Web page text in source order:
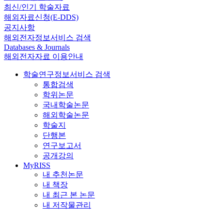
최신/인기 학술자료
해외자료신청(E-DDS)
공지사항
해외전자정보서비스 검색
Databases & Journals
해외전자자료 이용안내
학술연구정보서비스 검색
통합검색
학위논문
국내학술논문
해외학술논문
학술지
단행본
연구보고서
공개강의
MyRISS
내 추천논문
내 책장
내 최근 본 논문
내 저작물관리